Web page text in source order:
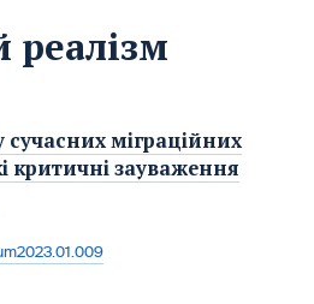
сучасних міграційних
критичні зауваження